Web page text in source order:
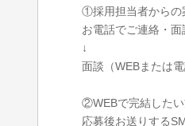
①採用担当者からの
お電話でご連絡・
↓
面談（WEBまたは
②WEBで完結した
応募後お送りする